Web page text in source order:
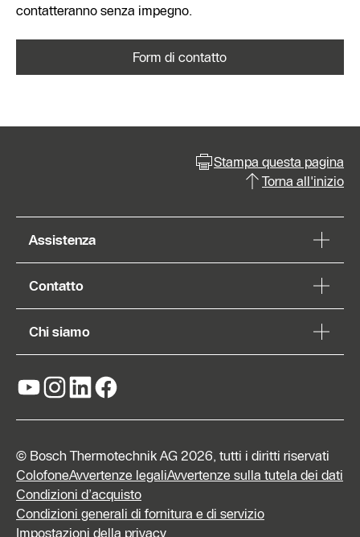
contatteranno senza impegno.
Form di contatto
Stampa questa pagina
Torna all'inizio
Assistenza
Contatto
Chi siamo
© Bosch Thermotechnik AG 2026, tutti i diritti riservati
ColofoneAvvertenze legaliAvvertenze sulla tutela dei dati
Condizioni d’acquisto
Condizioni generali di fornitura e di servizio
Impostazioni della privacy